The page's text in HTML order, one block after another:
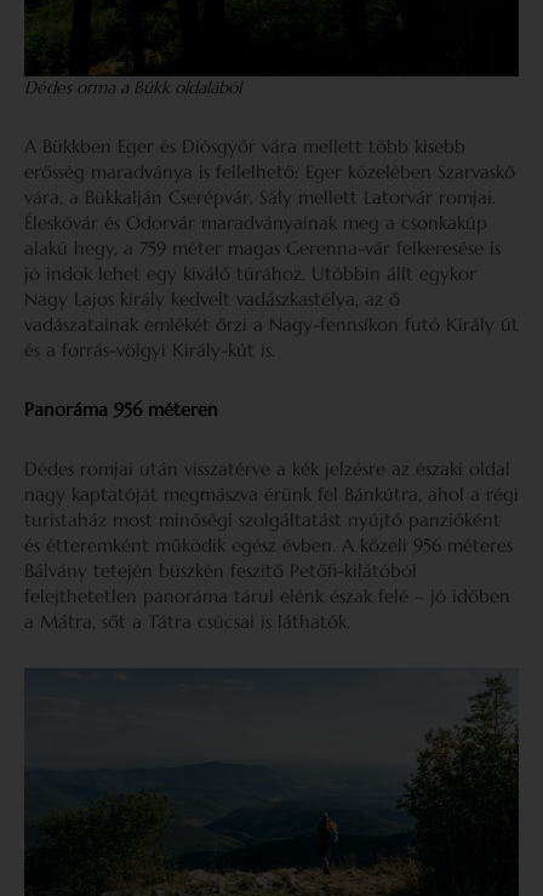
Dédes orma a Bükk oldalából
A Bükkben Eger és Diósgyőr vára mellett több kisebb
erősség maradványa is fellelhető: Eger közelében Szarvaskő
vára, a Bükkalján Cserépvár, Sály mellett Latorvár romjai.
Éleskővár és Odorvár maradványainak meg a csonkakúp
alakú hegy, a 759 méter magas Gerenna-vár felkeresése is
jó indok lehet egy kiváló túrához. Utóbbin állt egykor
Nagy Lajos király kedvelt vadászkastélya, az ő
vadászatainak emlékét őrzi a Nagy-fennsíkon futó Király út
és a forrás-völgyi Király-kút is.
Panoráma 956 méteren
Dédes romjai után visszatérve a kék jelzésre az északi oldal
nagy kaptatóját megmászva érünk fel Bánkútra, ahol a régi
turistaház most minőségi szolgáltatást nyújtó panzióként
és étteremként működik egész évben. A közeli 956 méteres
Bálvány tetején büszkén feszítő Petőfi-kilátóból
felejthetetlen panoráma tárul elénk észak felé – jó időben
a Mátra, sőt a Tátra csúcsai is láthatók.